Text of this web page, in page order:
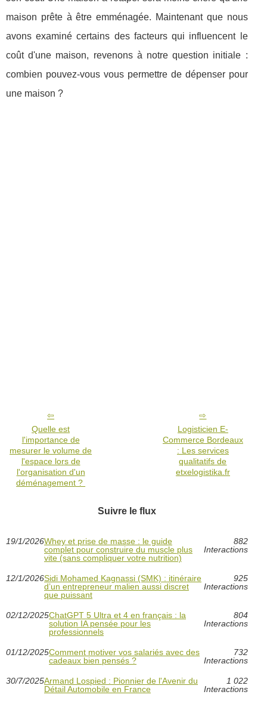
maison prête à être emménagée. Maintenant que nous
avons examiné certains des facteurs qui influencent le
coût d'une maison, revenons à notre question initiale :
combien pouvez-vous vous permettre de dépenser pour
une maison ?
Quelle est
l'importance de
mesurer le volume de
l'espace lors de
l'organisation d'un
déménagement ?
Logisticien E-
Commerce Bordeaux
: Les services
qualitatifs de
etxelogistika.fr
Suivre le flux
19/1/2026Whey et prise de masse : le guide
complet pour construire du muscle plus
vite (sans compliquer votre nutrition)
882
Interactions
12/1/2026Sidi Mohamed Kagnassi (SMK) : itinéraire
d’un entrepreneur malien aussi discret
que puissant
925
Interactions
02/12/2025ChatGPT 5 Ultra et 4 en français : la
solution IA pensée pour les
professionnels
804
Interactions
01/12/2025Comment motiver vos salariés avec des
cadeaux bien pensés ?
732
Interactions
30/7/2025Armand Lospied : Pionnier de l'Avenir du
Détail Automobile en France
1 022
Interactions